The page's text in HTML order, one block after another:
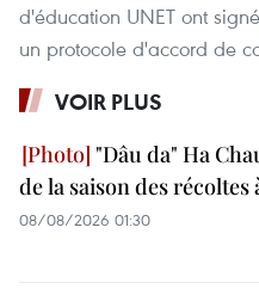
d'éducation UNET ont
un protocole d'accord de
VOIR PLUS
"Dâu da" Ha
de la saison des récoltes
08/08/2026 01:30